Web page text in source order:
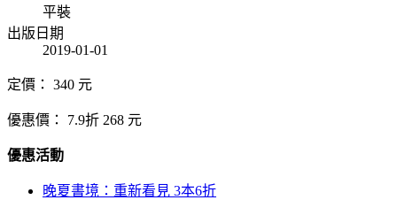
平裝
出版日期
2019-01-01
定價： 340 元
優惠價： 7.9折 268 元
優惠活動
晚夏書境：重新看見 3本6折